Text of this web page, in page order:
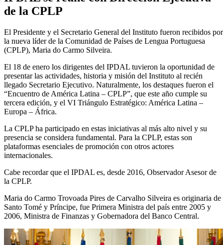
de la CPLP
El Presidente y el Secretario General del Instituto fueron recibidos por
la nueva líder de la Comunidad de Países de Lengua Portuguesa
(CPLP), Maria do Carmo Silveira.
El 18 de enero los dirigentes del IPDAL tuvieron la oportunidad de
presentar las actividades, historia y misión del Instituto al recién
llegado Secretario Ejecutivo. Naturalmente, los destaques fueron el
“Encuentro de América Latina – CPLP”, que este año cumple su
tercera edición, y el VI Triángulo Estratégico: América Latina –
Europa – África.
La CPLP ha participado en estas iniciativas al más alto nivel y su
presencia se considera fundamental. Para la CPLP, estas son
plataformas esenciales de promoción con otros actores
internacionales.
Cabe recordar que el IPDAL es, desde 2016, Observador Asesor de
la CPLP.
Maria do Carmo Trovoada Pires de Carvalho Silveira es originaria de
Santo Tomé y Príncipe, fue Primera Ministra del país entre 2005 y
2006, Ministra de Finanzas y Gobernadora del Banco Central.